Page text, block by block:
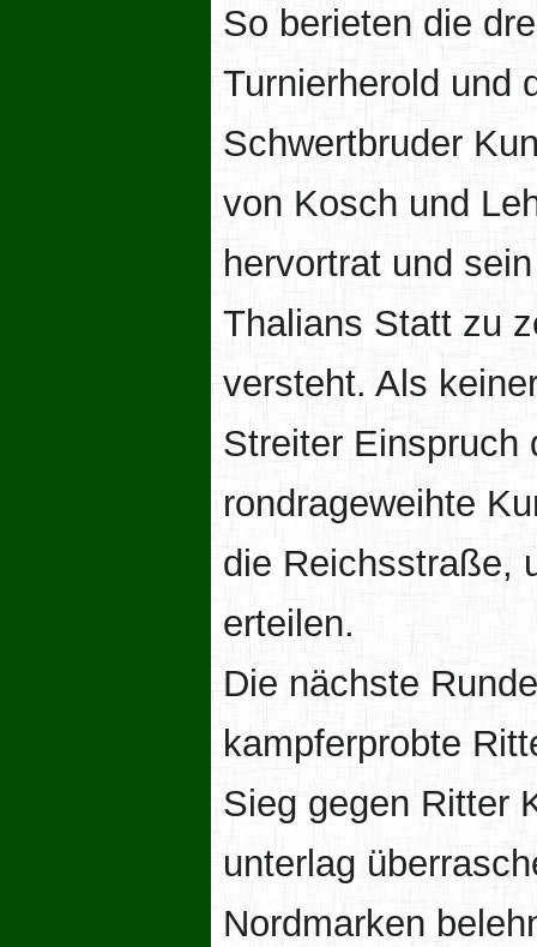
So berieten die
Turnierherold und
Schwertbruder
von Kosch und
hervortrat und
Thalians Statt zu
versteht. Als
Streiter Einspruch
rondrageweihte
die Reichsstraße,
erteilen.
Die nächste
kampferprobte
Sieg gegen Ritter
unterlag
Nordmarken